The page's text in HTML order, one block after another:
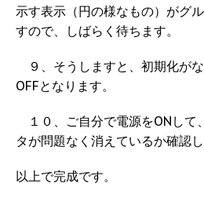
示す表示（円の様なもの）がグ
すので、しばらく待ちます。
９、そうしますと、初期化が
OFFとなります。
１０、ご自分で電源をONして
タが問題なく消えているか確認し
以上で完成です。